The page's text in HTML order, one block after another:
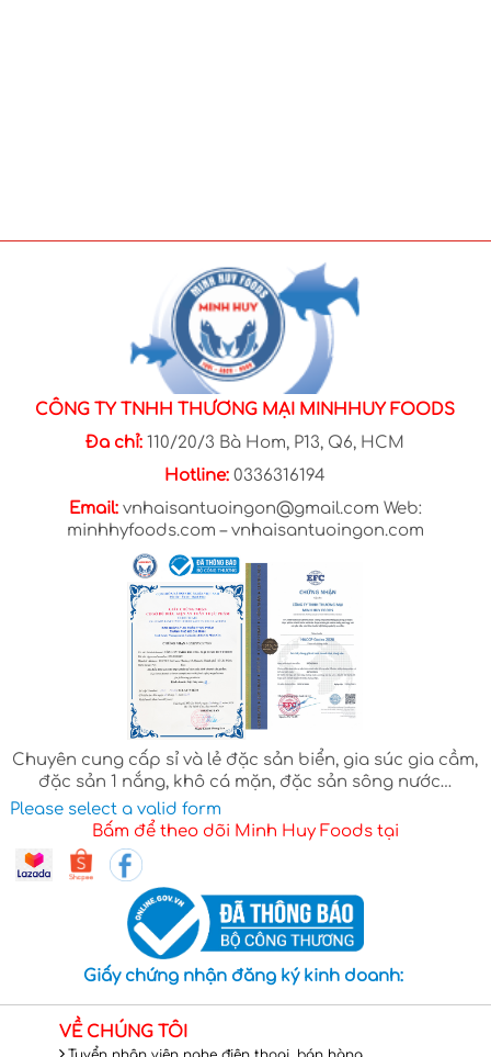
CÔNG TY TNHH THƯƠNG MẠI MINHHUY FOODS
Đa chỉ:110/20/3 Bà Hom, P13, Q6, HCM
Hotline:0336316194
Email: vnhaisantuoingon@gmail.com Web:
minhhyfoods.com – vnhaisantuoingon.com
Chuyên cung cấp sỉ và lẻ đặc sản biển, gia súc gia cầm,
đặc sản 1 nắng, khô cá mặn, đặc sản sông nước…
Please select a valid form
Bấm để theo dõi Minh Huy Foods tại
Giấy chứng nhận đăng ký kinh doanh:
VỀ CHÚNG TÔI